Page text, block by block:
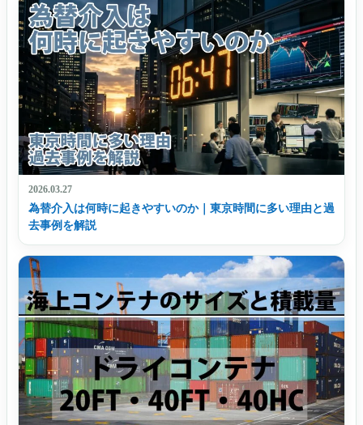
2026.03.27
為替介入は何時に起きやすいのか｜東京時間に多い理由と過
去事例を解説